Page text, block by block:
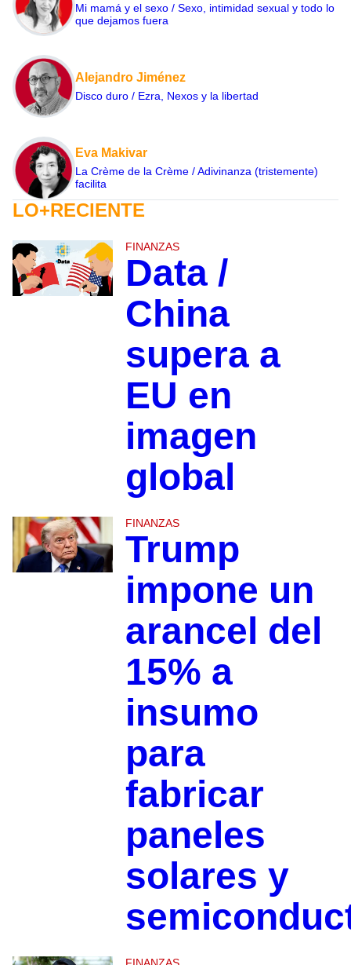
Mi mamá y el sexo / Sexo, intimidad sexual y todo lo
que dejamos fuera
Alejandro Jiménez
Disco duro / Ezra, Nexos y la libertad
Eva Makivar
La Crème de la Crème / Adivinanza (tristemente)
facilita
LO+RECIENTE
FINANZAS
Data /
China
supera a
EU en
imagen
global
FINANZAS
Trump
impone un
arancel del
15% a
insumo
para
fabricar
paneles
solares y
FINANZAS